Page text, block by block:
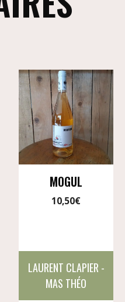
MOGUL
10,50€
LAURENT CLAPIER -
MAS THÉO